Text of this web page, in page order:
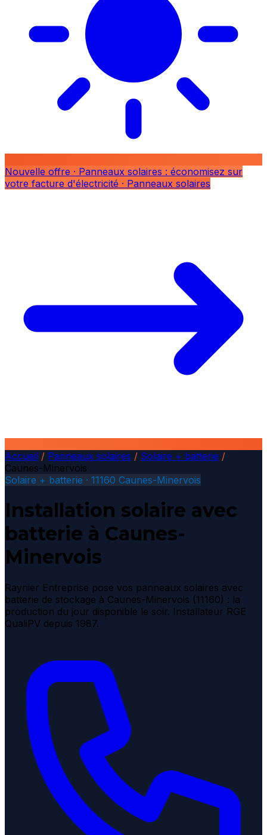
Nouvelle offre · Panneaux solaires : économisez sur
votre facture d'électricité · Panneaux solaires
Accueil / Panneaux solaires / Solaire + batterie /
Caunes-Minervois
Solaire + batterie · 11160 Caunes-Minervois
Installation solaire avec
batterie à Caunes-
Minervois
Raynier Entreprise pose vos panneaux solaires avec
batterie de stockage à Caunes-Minervois (11160) : la
production du jour disponible le soir. Installateur RGE
QualiPV depuis 1987.